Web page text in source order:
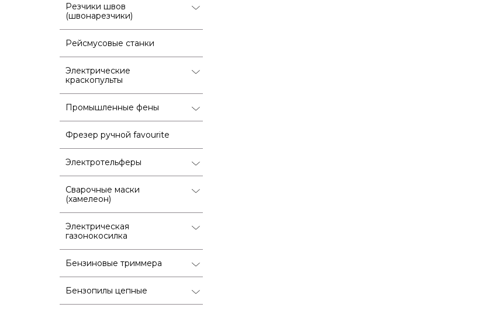
Резчики швов
(швонарезчики)
Рейсмусовые станки
Электрические
краскопульты
Промышленные фены
Фрезер ручной favourite
Электротельферы
Сварочные маски
(хамелеон)
Электрическая
газонокосилка
Бензиновые триммера
Бензопилы цепные